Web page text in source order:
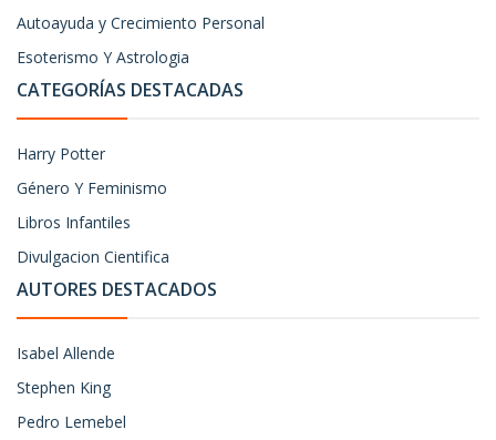
Autoayuda y Crecimiento Personal
Esoterismo Y Astrologia
CATEGORÍAS DESTACADAS
Harry Potter
Género Y Feminismo
Libros Infantiles
Divulgacion Cientifica
AUTORES DESTACADOS
Isabel Allende
Stephen King
Pedro Lemebel